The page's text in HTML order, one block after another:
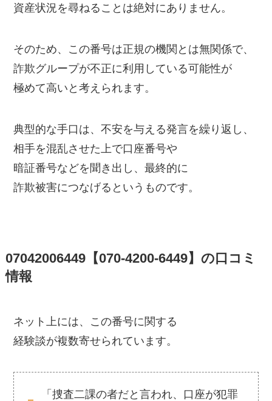
資産状況を尋ねることは絶対にありません。
そのため、この番号は正規の機関とは無関係で、
詐欺グループが不正に利用している可能性が
極めて高いと考えられます。
典型的な手口は、不安を与える発言を繰り返し、
相手を混乱させた上で口座番号や
暗証番号などを聞き出し、最終的に
詐欺被害につなげるというものです。
07042006449【070-4200-6449】の口コミ
情報
ネット上には、この番号に関する
経験談が複数寄せられています。
「捜査二課の者だと言われ、口座が犯罪